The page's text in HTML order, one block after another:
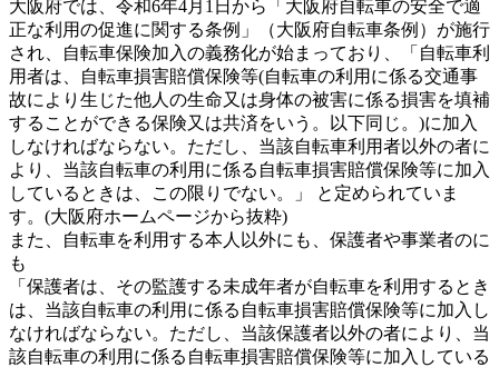
大阪府では、令和6年4月1日から「大阪府自転車の安全で適
正な利用の促進に関する条例」（大阪府自転車条例）が施行
され、自転車保険加入の義務化が始まっており、「自転車利
用者は、自転車損害賠償保険等(自転車の利用に係る交通事
故により生じた他人の生命又は身体の被害に係る損害を填補
することができる保険又は共済をいう。以下同じ。)に加入
しなければならない。ただし、当該自転車利用者以外の者に
より、当該自転車の利用に係る自転車損害賠償保険等に加入
しているときは、この限りでない。」 と定められていま
す。(大阪府ホームページから抜粋)
また、自転車を利用する本人以外にも、保護者や事業者のに
も
「保護者は、その監護する未成年者が自転車を利用するとき
は、当該自転車の利用に係る自転車損害賠償保険等に加入し
なければならない。ただし、当該保護者以外の者により、当
該自転車の利用に係る自転車損害賠償保険等に加入している